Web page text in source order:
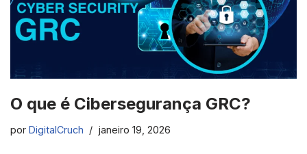
O que é Cibersegurança GRC?
por DigitalCruch janeiro 19, 2026